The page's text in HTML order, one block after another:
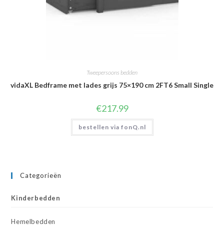
Tweepersoons bedden
vidaXL Bedframe met lades grijs 75×190 cm 2FT6 Small Single
€217.99
bestellen via fonQ.nl
Categorieën
Kinderbedden
Hemelbedden